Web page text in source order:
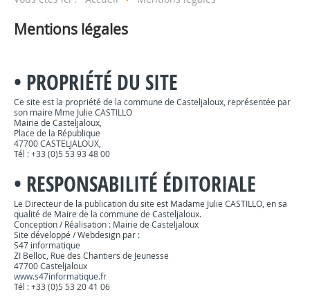
Mentions légales
• PROPRIÉTÉ DU SITE
Ce site est la propriété de la commune de Casteljaloux, représentée par
son maire Mme Julie CASTILLO
Mairie de Casteljaloux,
Place de la République
47700 CASTELJALOUX,
Tél : +33 (0)5 53 93 48 00
• RESPONSABILITÉ ÉDITORIALE
Le Directeur de la publication du site est Madame Julie CASTILLO, en sa
qualité de Maire de la commune de Casteljaloux.
Conception / Réalisation : Mairie de Casteljaloux
Site développé / Webdesign par :
S47 informatique
ZI Belloc, Rue des Chantiers de Jeunesse
47700 Casteljaloux
www.s47informatique.fr
Tél : +33 (0)5 53 20 41 06